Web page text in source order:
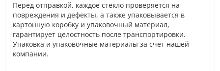
Перед отправкой, каждое стекло проверяется на
повреждения и дефекты, а также упаковывается в
картонную коробку и упаковочный материал,
гарантирует целостность после транспортировки.
Упаковка и упаковочные материалы за счет нашей
компании.